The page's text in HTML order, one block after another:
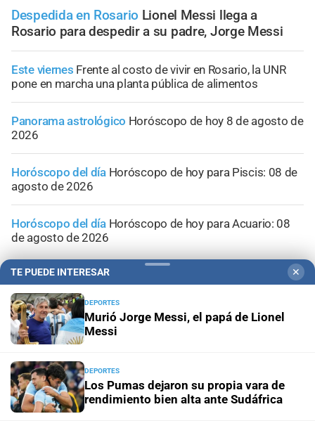
Despedida en Rosario Lionel Messi llega a
Rosario para despedir a su padre, Jorge Messi
Este viernes Frente al costo de vivir en Rosario, la UNR
pone en marcha una planta pública de alimentos
Panorama astrológico Horóscopo de hoy 8 de agosto de
2026
Horóscopo del día Horóscopo de hoy para Piscis: 08 de
agosto de 2026
Horóscopo del día Horóscopo de hoy para Acuario: 08
de agosto de 2026
TE PUEDE INTERESAR ✕
DEPORTES
Murió Jorge Messi, el papá de Lionel
Messi
DEPORTES
Los Pumas dejaron su propia vara de
rendimiento bien alta ante Sudáfrica